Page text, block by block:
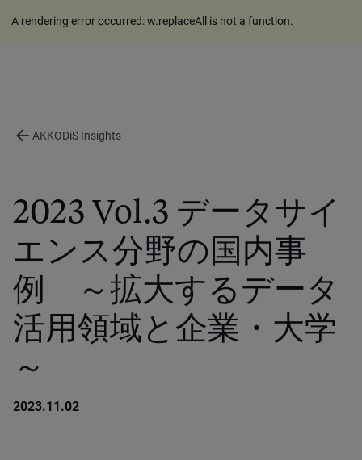
A rendering error occurred:w.replaceAll is not a function.
arrow_back AKKODiS Insights
2023 Vol.3 データサイ
エンス分野の国内事
例 ～拡大するデータ
活用領域と企業・大学
～
2023.11.02